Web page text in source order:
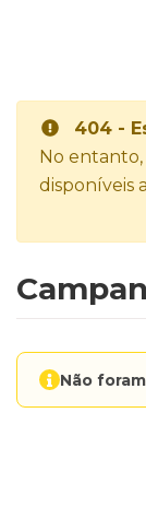
404 -
No entanto,
disponíveis
Não